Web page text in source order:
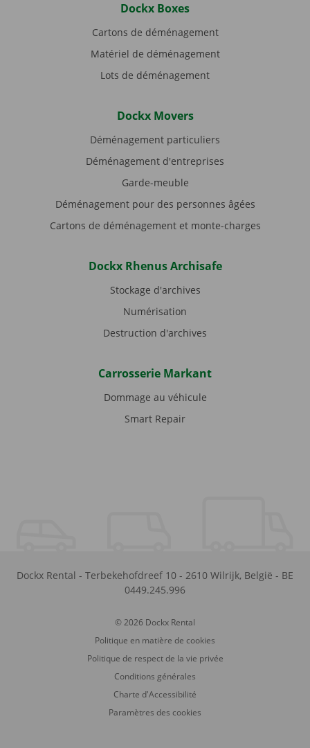
Dockx Boxes
Cartons de déménagement
Matériel de déménagement
Lots de déménagement
Dockx Movers
Déménagement particuliers
Déménagement d'entreprises
Garde-meuble
Déménagement pour des personnes âgées
Cartons de déménagement et monte-charges
Dockx Rhenus Archisafe
Stockage d'archives
Numérisation
Destruction d'archives
Carrosserie Markant
Dommage au véhicule
Smart Repair
Dockx Rental - Terbekehofdreef 10 - 2610 Wilrijk, België - BE
0449.245.996
© 2026 Dockx Rental
Politique en matière de cookies
Politique de respect de la vie privée
Conditions générales
Charte d'Accessibilité
Paramètres des cookies